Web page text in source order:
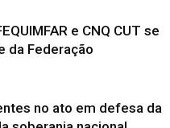
e CNQ CUT se
da Federação
no ato em defesa da